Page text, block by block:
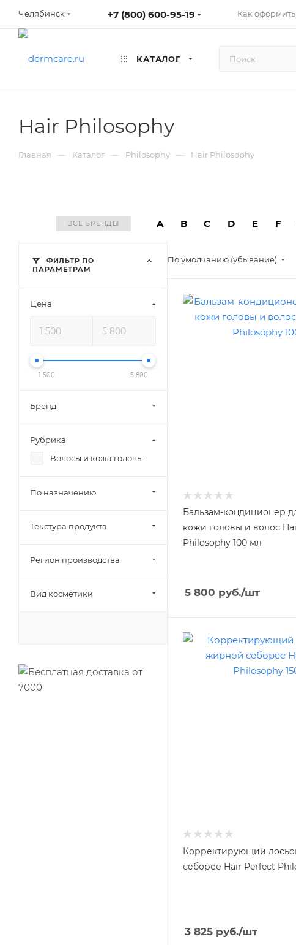
Челябинск +7 (800) 600-95-19 Как оформить
КАТАЛОГ
Hair Philosophy
Главная — Каталог — Philosophy — Hair Philosophy
ВСЕ БРЕНДЫ A B C D E F
По умолчанию (убывание)
Бальзам-кондиционер
кожи головы и волос
Philosophy 100 мл
5 800 руб./шт
Корректирующий
себорее Hair Perfect
3 825 руб./шт
ФИЛЬТР ПО
ПАРАМЕТРАМ
Цена
1 500 5 800
Бренд
Рубрика
Волосы и кожа головы
По назначению
Текстура продукта
Регион производства
Вид косметики